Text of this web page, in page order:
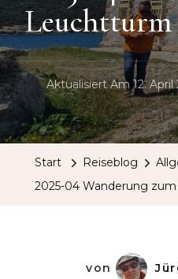
Leuchtturm
Aktualisiert Am 12. April
Start Reiseblog
2025-04 Wanderung
von